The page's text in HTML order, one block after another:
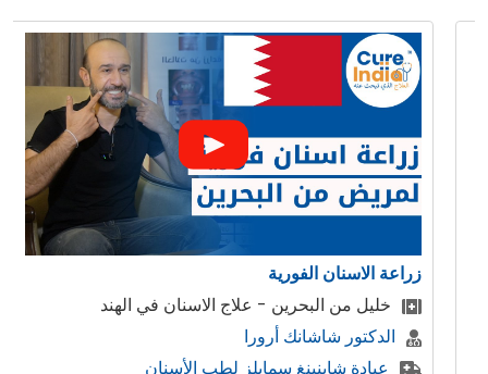
زراعة الاسنان الفورية
خليل من البحرين - علاج الاسنان في الهند
الدكتور شاشانك أرورا
عيادة شاينينغ سمايلز لطب الأسنان